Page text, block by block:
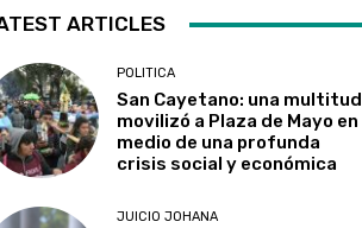
ARTICLES
POLITICA
San Cayetano: una multitud
movilizó a Plaza de Mayo en
medio de una profunda
crisis social y económica
JUICIO JOHANA